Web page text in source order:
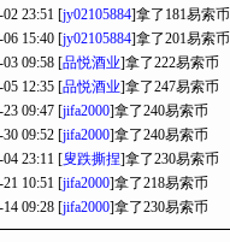
02 23:51 [jy02105884]拿了181易索币
06 15:40 [jy02105884]拿了201易索币
03 09:58 [品悦酒业]拿了222易索币
05 12:35 [品悦酒业]拿了247易索币
23 09:47 [jifa2000]拿了240易索币
30 09:52 [jifa2000]拿了240易索币
04 23:11 [叟跌撕捏]拿了230易索币
21 10:51 [jifa2000]拿了218易索币
14 09:28 [jifa2000]拿了230易索币